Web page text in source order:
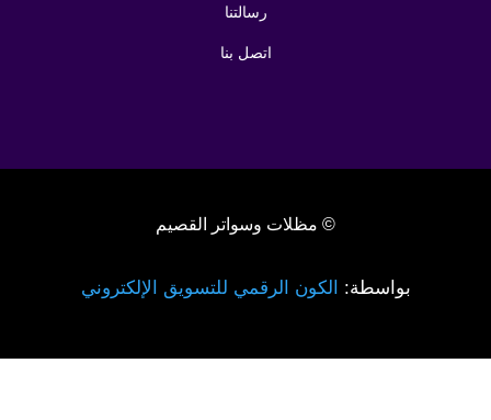
رسالتنا
اتصل بنا
© مظلات وسواتر القصيم
بواسطة: الكون الرقمي للتسويق الإلكتروني